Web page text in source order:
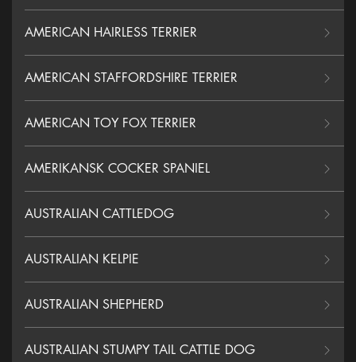
AMERICAN HAIRLESS TERRIER
AMERICAN STAFFORDSHIRE TERRIER
AMERICAN TOY FOX TERRIER
AMERIKANSK COCKER SPANIEL
AUSTRALIAN CATTLEDOG
AUSTRALIAN KELPIE
AUSTRALIAN SHEPHERD
AUSTRALIAN STUMPY TAIL CATTLE DOG